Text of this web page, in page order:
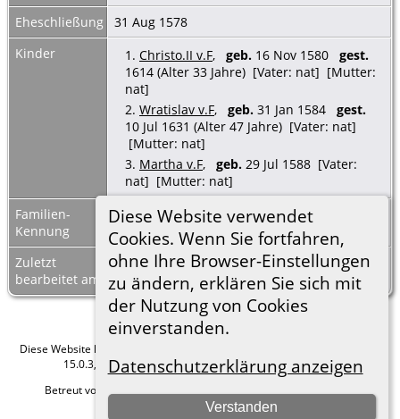
Diese Website verwendet
Cookies. Wenn Sie fortfahren,
ohne Ihre Browser-Einstellungen
zu ändern, erklären Sie sich mit
der Nutzung von Cookies
einverstanden.
Datenschutzerklärung anzeigen
Verstanden
Eheschließung
31 Aug 1578
Kinder
1. Christo.II v.F, geb. 16 Nov 1580 gest.
1614 (Alter 33 Jahre) [Vater: nat] [Mutter:
nat]
2. Wratislav v.F, geb. 31 Jan 1584 gest.
10 Jul 1631 (Alter 47 Jahre) [Vater: nat]
[Mutter: nat]
3. Martha v.F, geb. 29 Jul 1588 [Vater:
nat] [Mutter: nat]
Familien-
Kennung
F27365 Familienblatt|
Familientafel
Zuletzt
bearbeitet am
8 Mrz 2023
Diese Website läuft mit
15.0.3, programmiert von Darrin Lythgoe © 2001-2026.
Betreut von
Hier geht es zum Impressum